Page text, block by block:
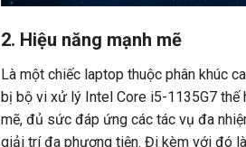
2. Hiệu năng mạnh mẽ
Là một chiếc laptop thuộc phân khúc
bị bộ vi xử lý Intel Core i5-1135G7 thế
mẽ, đủ sức đáp ứng các tác vụ đa
giải trí đa phương tiện. Đi kèm với đó